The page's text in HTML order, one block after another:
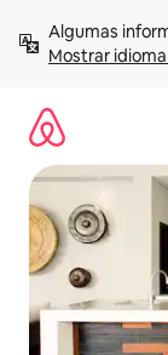
para
Mostrar